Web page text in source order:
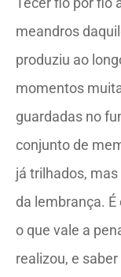
meandros
produziu ao
momentos
guardadas no
conjunto de
já trilhados,
da lembrança.
o que vale a
realizou, e